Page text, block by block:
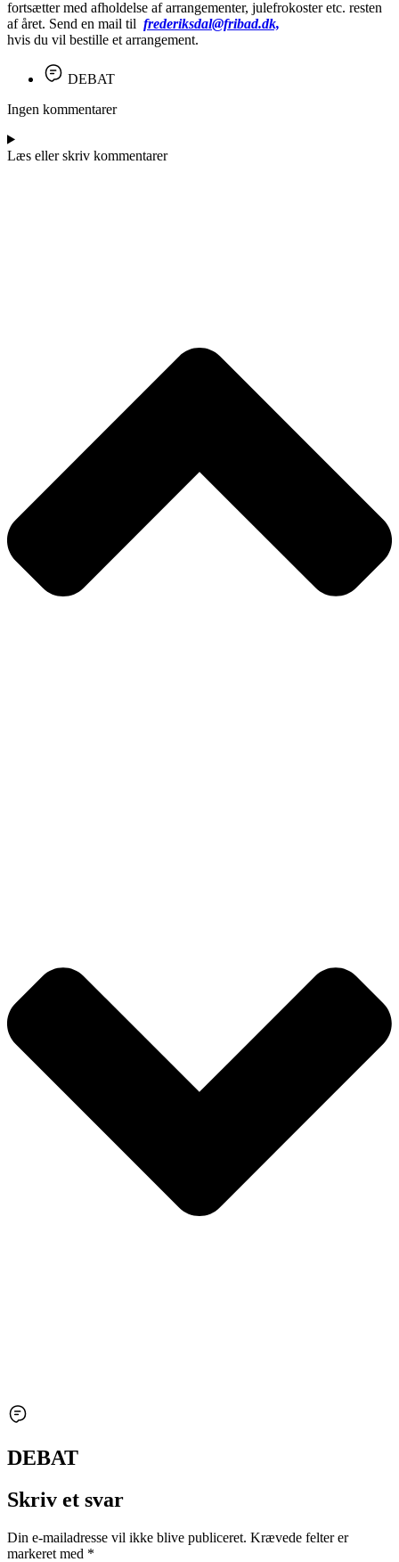
fortsætter med afholdelse af arrangementer, julefrokoster etc. resten
af året. Send en mail til frederiksdal@fribad.dk,
hvis du vil bestille et arrangement.
DEBAT
Ingen kommentarer
Læs eller skriv kommentarer
DEBAT
Skriv et svar
Din e-mailadresse vil ikke blive publiceret. Krævede felter er
markeret med *